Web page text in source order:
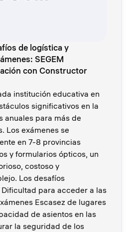
de logística y
SEGEM
con Constructor
institución educativa en
significativos en la
anuales para más de
Los exámenes se
en 7-8 provincias
y formularios ópticos, un
costoso y
Los desafíos
para acceder a las
Escasez de lugares
de asientos en las
la seguridad de los